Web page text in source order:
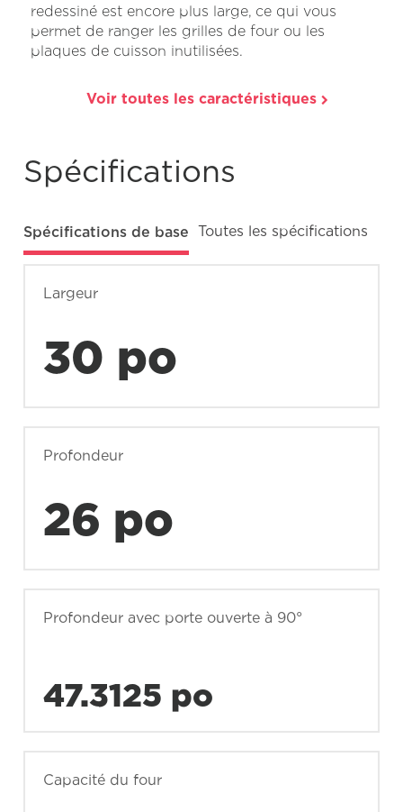
redessiné est encore plus large, ce qui vous
permet de ranger les grilles de four ou les
plaques de cuisson inutilisées.
Voir toutes les caractéristiques
Spécifications
Spécifications de base Toutes les spécifications
Largeur
30 po
Profondeur
26 po
Profondeur avec porte ouverte à 90°
47.3125 po
Capacité du four